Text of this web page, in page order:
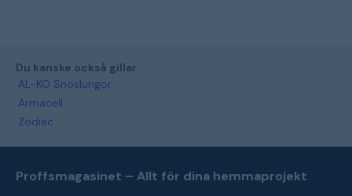
Du kanske också gillar
AL-KO Snöslungor
Armacell
Zodiac
Proffsmagasinet – Allt för dina hemmaprojekt